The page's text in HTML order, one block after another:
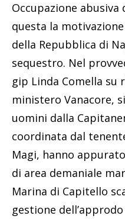
Occupazione abusiva
questa la
della Repubblica di
sequestro. Nel
gip Linda Comella
ministero Vanacore,
uomini dalla
coordinata dal
Magi, hanno
di area demaniale
Marina di Capitello
gestione